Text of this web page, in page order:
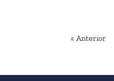
« Anterior